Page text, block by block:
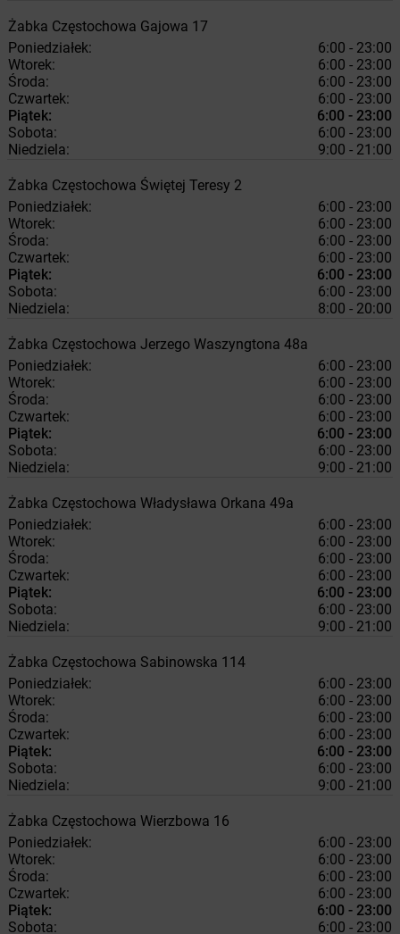
Żabka Częstochowa Gajowa 17
Poniedziałek:
6:00 - 23:00
Wtorek:
6:00 - 23:00
Środa:
6:00 - 23:00
Czwartek:
6:00 - 23:00
Piątek:
6:00 - 23:00
Sobota:
6:00 - 23:00
Niedziela:
9:00 - 21:00
Żabka Częstochowa Świętej Teresy 2
Poniedziałek:
6:00 - 23:00
Wtorek:
6:00 - 23:00
Środa:
6:00 - 23:00
Czwartek:
6:00 - 23:00
Piątek:
6:00 - 23:00
Sobota:
6:00 - 23:00
Niedziela:
8:00 - 20:00
Żabka Częstochowa Jerzego Waszyngtona 48a
Poniedziałek:
6:00 - 23:00
Wtorek:
6:00 - 23:00
Środa:
6:00 - 23:00
Czwartek:
6:00 - 23:00
Piątek:
6:00 - 23:00
Sobota:
6:00 - 23:00
Niedziela:
9:00 - 21:00
Żabka Częstochowa Władysława Orkana 49a
Poniedziałek:
6:00 - 23:00
Wtorek:
6:00 - 23:00
Środa:
6:00 - 23:00
Czwartek:
6:00 - 23:00
Piątek:
6:00 - 23:00
Sobota:
6:00 - 23:00
Niedziela:
9:00 - 21:00
Żabka Częstochowa Sabinowska 114
Poniedziałek:
6:00 - 23:00
Wtorek:
6:00 - 23:00
Środa:
6:00 - 23:00
Czwartek:
6:00 - 23:00
Piątek:
6:00 - 23:00
Sobota:
6:00 - 23:00
Niedziela:
9:00 - 21:00
Żabka Częstochowa Wierzbowa 16
Poniedziałek:
6:00 - 23:00
Wtorek:
6:00 - 23:00
Środa:
6:00 - 23:00
Czwartek:
6:00 - 23:00
Piątek:
6:00 - 23:00
Sobota:
6:00 - 23:00